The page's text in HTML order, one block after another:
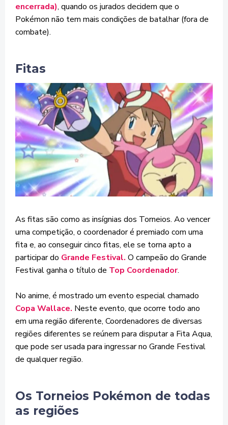
encerrada), quando os jurados decidem que o
Pokémon não tem mais condições de batalhar (fora de
combate).
Fitas
As fitas são como as insígnias dos Torneios. Ao vencer
uma competição, o coordenador é premiado com uma
fita e, ao conseguir cinco fitas, ele se torna apto a
participar do Grande Festival. O campeão do Grande
Festival ganha o título de Top Coordenador.
No anime, é mostrado um evento especial chamado
Copa Wallace. Neste evento, que ocorre todo ano
em uma região diferente, Coordenadores de diversas
regiões diferentes se reúnem para disputar a Fita Aqua,
que pode ser usada para ingressar no Grande Festival
de qualquer região.
Os Torneios Pokémon de todas
as regiões